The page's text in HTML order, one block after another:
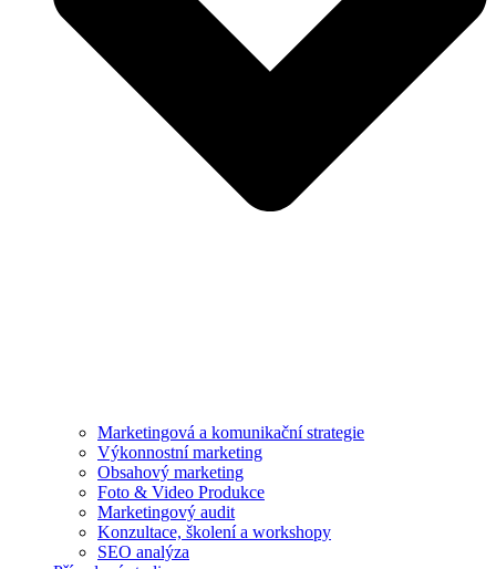
Marketingová a komunikační strategie
Výkonnostní marketing
Obsahový marketing
Foto & Video Produkce
Marketingový audit
Konzultace, školení a workshopy
SEO analýza